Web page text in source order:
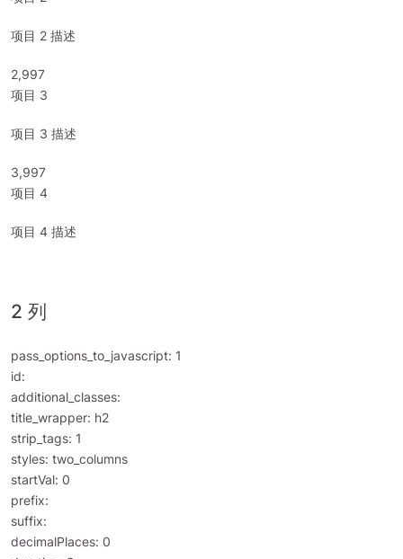
项目 2 描述
3,000
项目 3
项目 3 描述
4,000
项目 4
项目 4 描述
2 列
pass_options_to_javascript: 1
id:
additional_classes:
title_wrapper: h2
strip_tags: 1
styles: two_columns
startVal: 0
prefix:
suffix:
decimalPlaces: 0